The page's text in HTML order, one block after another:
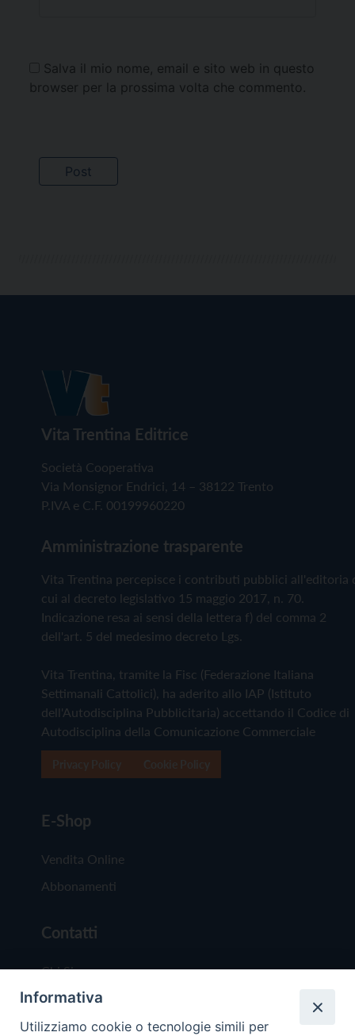
Salva il mio nome, email e sito web in questo
browser per la prossima volta che commento.
Vita Trentina Editrice
Società Cooperativa
Via Monsignor Endrici, 14 – 38122 Trento
P.IVA e C.F. 00199960220
Amministrazione trasparente
Vita Trentina percepisce i contributi pubblici all'editoria
cui al decreto legislativo 15 maggio 2017, n. 70.
Indicazione resa ai sensi della lettera f) del comma 2
dell'art. 5 del medesimo decreto Lgs.
Vita Trentina, tramite la Fisc (Federazione Italiana
Settimanali Cattolici), ha aderito allo IAP (Istituto
dell'Autodisciplina Pubblicitaria) accettando il Codice di
Autodisciplina della Comunicazione Commerciale
E-Shop
Vendita Online
Abbonamenti
Contatti
Chi Siamo
Redazione
Scrivici
Informativa
Utilizziamo cookie o tecnologie simili per